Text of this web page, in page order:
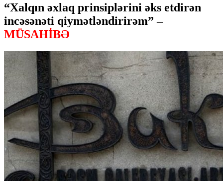
“Xalqın əxlaq prinsiplərini əks etdirən
incəsənəti qiymətləndirirəm” –
MÜSAHİBƏ